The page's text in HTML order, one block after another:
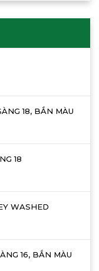
18, BẮN MÀU
18
WASHED
16, BẮN MÀU